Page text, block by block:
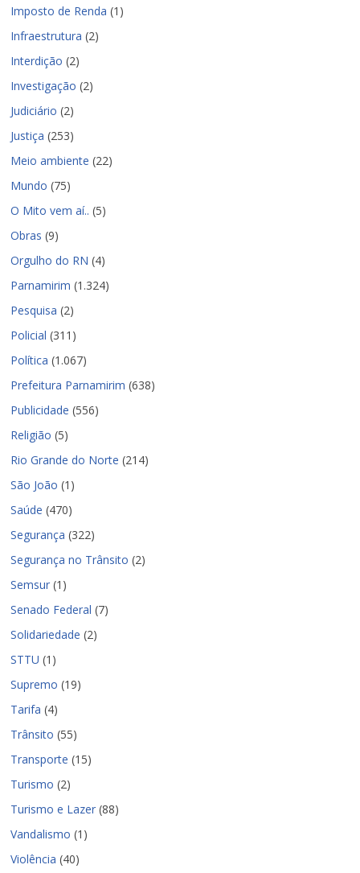
Imposto de Renda (1)
Infraestrutura (2)
Interdição (2)
Investigação (2)
Judiciário (2)
Justiça (253)
Meio ambiente (22)
Mundo (75)
O Mito vem aí.. (5)
Obras (9)
Orgulho do RN (4)
Parnamirim (1.324)
Pesquisa (2)
Policial (311)
Política (1.067)
Prefeitura Parnamirim (638)
Publicidade (556)
Religião (5)
Rio Grande do Norte (214)
São João (1)
Saúde (470)
Segurança (322)
Segurança no Trânsito (2)
Semsur (1)
Senado Federal (7)
Solidariedade (2)
STTU (1)
Supremo (19)
Tarifa (4)
Trânsito (55)
Transporte (15)
Turismo (2)
Turismo e Lazer (88)
Vandalismo (1)
Violência (40)